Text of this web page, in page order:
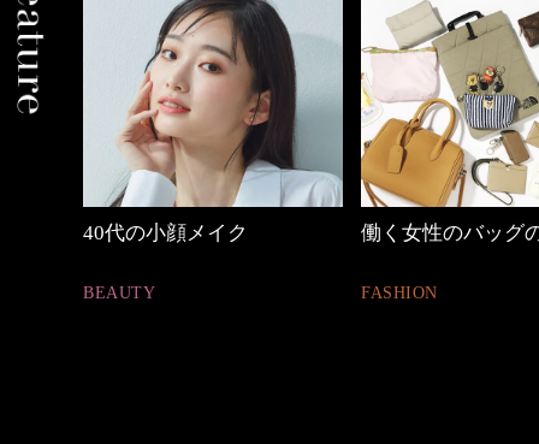
働く女性のバッグの中身
FASHION
優木まおみさん「